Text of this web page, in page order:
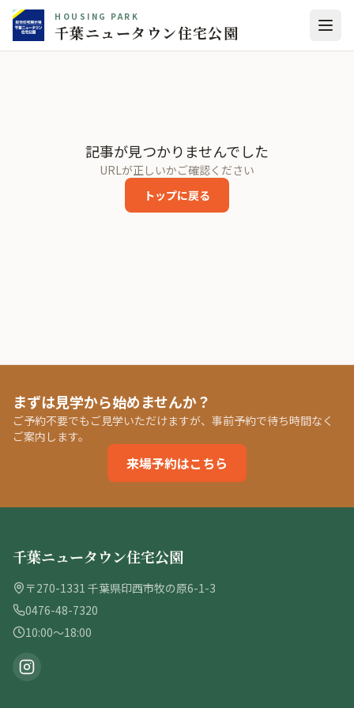
HOUSING PARK
千葉ニュータウン住宅公園
記事が見つかりませんでした
URLが正しいかご確認ください
トップに戻る
まずは見学から始めませんか？
ご予約不要でもご見学いただけますが、事前予約で待ち時間なく
ご案内します。
来場予約はこちら
千葉ニュータウン住宅公園
〒270-1331 千葉県印西市牧の原6-1-3
0476-48-7320
10:00〜18:00